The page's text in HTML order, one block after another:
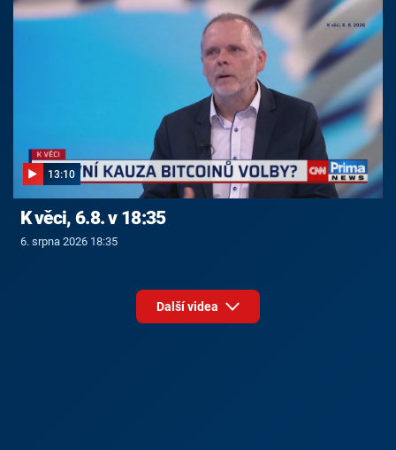
13:10
K věci, 6.8. v 18:35
6. srpna 2026 18:35
Další videa